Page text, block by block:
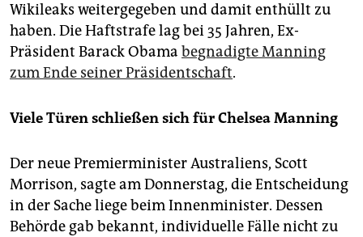
Wikileaks weitergegeben und damit enthüllt zu
haben. Die Haftstrafe lag bei 35 Jahren, Ex-
Präsident Barack Obama begnadigte Manning
zum Ende seiner Präsidentschaft.
Viele Türen schließen sich für Chelsea Manning
Der neue Premierminister Australiens, Scott
Morrison, sagte am Donnerstag, die Entscheidung
in der Sache liege beim Innenminister. Dessen
Behörde gab bekannt, individuelle Fälle nicht zu